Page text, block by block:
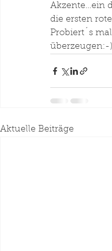
Akzente...ein
die ersten
Probiert´s
überzeugen:-
Aktuelle Beiträge